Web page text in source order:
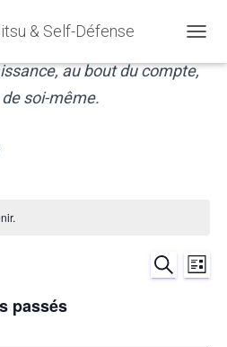
& Self-Défense
LA
au bout du compte,
soi-même.
LISTE
passés